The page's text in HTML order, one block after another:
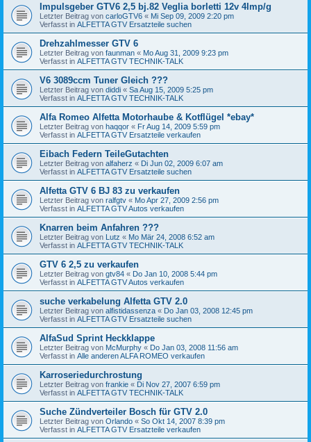
Impulsgeber GTV6 2,5 bj.82 Veglia borletti 12v 4Imp/g
Letzter Beitrag von carloGTV6 « Mi Sep 09, 2009 2:20 pm
Verfasst in ALFETTA GTV Ersatzteile suchen
Drehzahlmesser GTV 6
Letzter Beitrag von faunman « Mo Aug 31, 2009 9:23 pm
Verfasst in ALFETTA GTV TECHNIK-TALK
V6 3089ccm Tuner Gleich ???
Letzter Beitrag von diddi « Sa Aug 15, 2009 5:25 pm
Verfasst in ALFETTA GTV TECHNIK-TALK
Alfa Romeo Alfetta Motorhaube & Kotflügel *ebay*
Letzter Beitrag von haqqor « Fr Aug 14, 2009 5:59 pm
Verfasst in ALFETTA GTV Ersatzteile verkaufen
Eibach Federn TeileGutachten
Letzter Beitrag von alfaherz « Di Jun 02, 2009 6:07 am
Verfasst in ALFETTA GTV Ersatzteile suchen
Alfetta GTV 6 BJ 83 zu verkaufen
Letzter Beitrag von ralfgtv « Mo Apr 27, 2009 2:56 pm
Verfasst in ALFETTA GTV Autos verkaufen
Knarren beim Anfahren ???
Letzter Beitrag von Lutz « Mo Mär 24, 2008 6:52 am
Verfasst in ALFETTA GTV TECHNIK-TALK
GTV 6 2,5 zu verkaufen
Letzter Beitrag von gtv84 « Do Jan 10, 2008 5:44 pm
Verfasst in ALFETTA GTV Autos verkaufen
suche verkabelung Alfetta GTV 2.0
Letzter Beitrag von alfistidassenza « Do Jan 03, 2008 12:45 pm
Verfasst in ALFETTA GTV Ersatzteile suchen
AlfaSud Sprint Heckklappe
Letzter Beitrag von McMurphy « Do Jan 03, 2008 11:56 am
Verfasst in Alle anderen ALFA ROMEO verkaufen
Karroseriedurchrostung
Letzter Beitrag von frankie « Di Nov 27, 2007 6:59 pm
Verfasst in ALFETTA GTV TECHNIK-TALK
Suche Zündverteiler Bosch für GTV 2.0
Letzter Beitrag von Orlando « So Okt 14, 2007 8:39 pm
Verfasst in ALFETTA GTV Ersatzteile verkaufen